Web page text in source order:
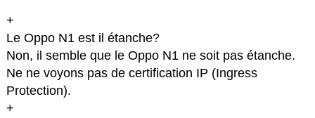
+
Le Oppo N1 est il étanche?
Non, il semble que le Oppo N1 ne soit pas étanche.
Ne ne voyons pas de certification IP (Ingress
Protection).
+